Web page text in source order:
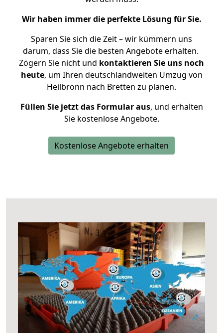
Wir haben immer die perfekte Lösung für Sie.
Sparen Sie sich die Zeit – wir kümmern uns
darum, dass Sie die besten Angebote erhalten.
Zögern Sie nicht und kontaktieren Sie uns noch
heute, um Ihren deutschlandweiten Umzug von
Heilbronn nach Bretten zu planen.
Füllen Sie jetzt das Formular aus, und erhalten
Sie kostenlose Angebote.
Kostenlose Angebote erhalten